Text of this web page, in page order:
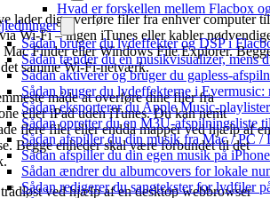
Hvad er forskellen mellem Flacbox
Sådan bruger du lydeffekter og DSP i
Sådan tænder du en musikvisualizer, mens
Sådan aktiverer og bruger du gapless-
Sådan bruger du lydeffekterne i
Sådan eksporterer du Apple Music-
Sådan opretter du en M3U-
Sådan afspiller du din musik fra Mac / PC
Sådan afspiller du din egen musik på
Sådan ændrer du albumcovers for lokale
Sådan redigerer du sangtekster for lydfiler
lader dig overføre filer fra enhver computer til
Wi-Fi – ingen iTunes eller kabler
Finder eller Windows File Explorer.
samme Wi-Fi-netværk.
måde at overføre dine filer fra
eller iPad uden iTunes. Du kan nemt
flere filer eller endda mapper ved hjælp af en
Begge enheder skal være forbundet til det
ved hjælp af en desktop webbrowser